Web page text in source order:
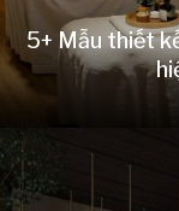
5+ Mẫu thiết